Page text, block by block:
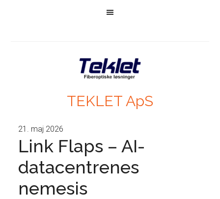
TEKLET ApS
21. maj 2026
Link Flaps – AI-
datacentrenes
nemesis